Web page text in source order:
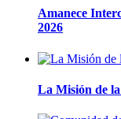
Amanece
2026
La Misión de